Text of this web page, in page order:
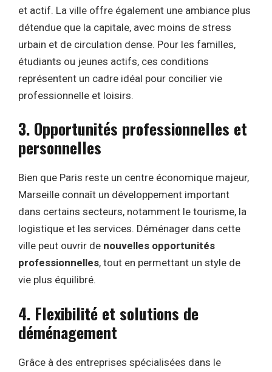
et actif. La ville offre également une ambiance plus
détendue que la capitale, avec moins de stress
urbain et de circulation dense. Pour les familles,
étudiants ou jeunes actifs, ces conditions
représentent un cadre idéal pour concilier vie
professionnelle et loisirs.
3. Opportunités professionnelles et
personnelles
Bien que Paris reste un centre économique majeur,
Marseille connaît un développement important
dans certains secteurs, notamment le tourisme, la
logistique et les services. Déménager dans cette
ville peut ouvrir de nouvelles opportunités
professionnelles, tout en permettant un style de
vie plus équilibré.
4. Flexibilité et solutions de
déménagement
Grâce à des entreprises spécialisées dans le